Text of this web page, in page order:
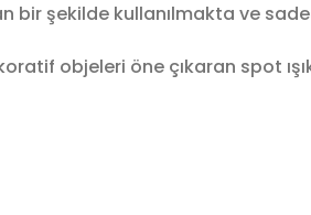
bir şekilde kullanılmakta ve
objeleri öne çıkaran spot